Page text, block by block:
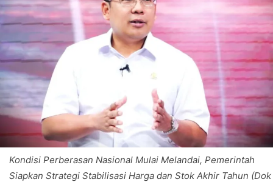
Kondisi Perberasan Nasional Mulai Melandai, Pemerintah
Siapkan Strategi Stabilisasi Harga dan Stok Akhir Tahun (Dok